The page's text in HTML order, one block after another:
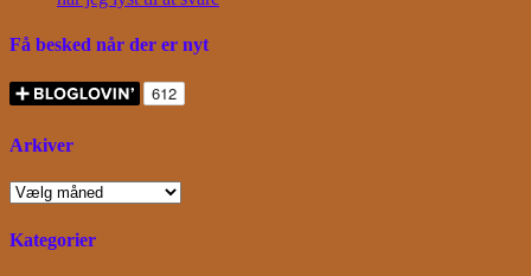
Få besked når der er nyt
Arkiver
Arkiver
Kategorier